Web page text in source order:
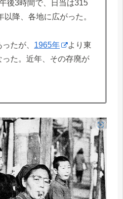
後3時間で、日当は315
以降、各地に広がった。
たが、 1965年
より東
った。近年、その存廃が